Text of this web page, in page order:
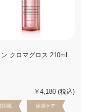
ン クロマグロス 210ml
￥4,180 (税込)
国風 保湿ケア